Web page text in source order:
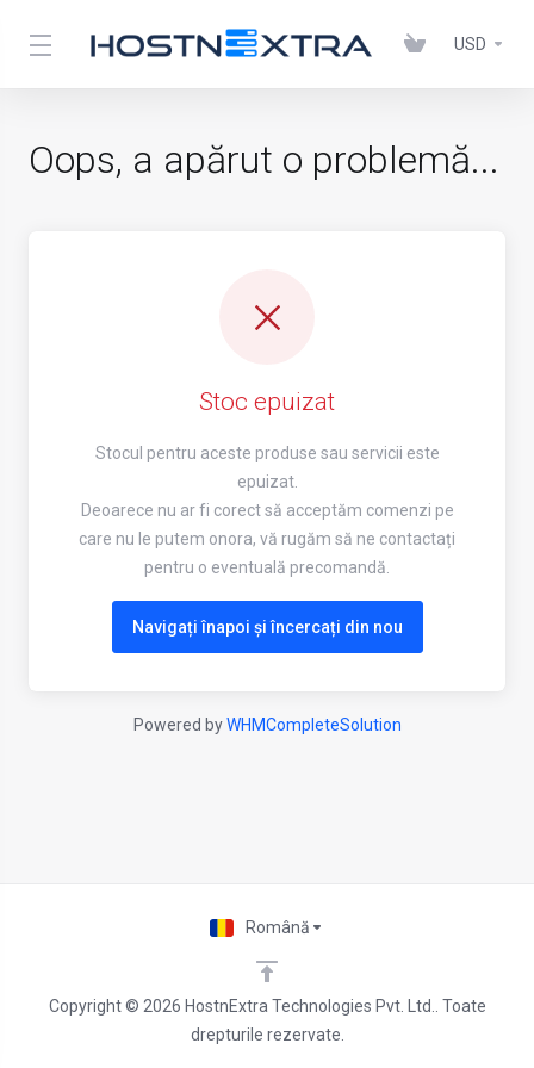
USD
Oops, a apărut o problemă...
Stoc epuizat
Stocul pentru aceste produse sau servicii este
epuizat.
Deoarece nu ar fi corect să acceptăm comenzi pe
care nu le putem onora, vă rugăm să ne contactați
pentru o eventuală precomandă.
Navigați înapoi și încercați din nou
Powered byWHMCompleteSolution
Copyright © 2026 HostnExtra Technologies Pvt. Ltd.. Toate
drepturile rezervate.
Română